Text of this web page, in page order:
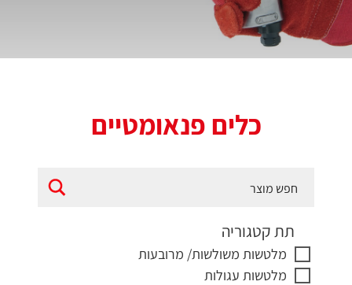
כלים פנאומטיים
תת קטגוריה
מלטשות משולשות/ מרובעות
מלטשות עגולות